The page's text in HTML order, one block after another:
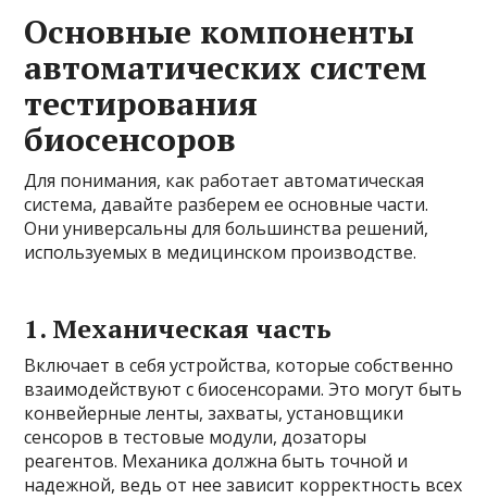
Основные компоненты
автоматических систем
тестирования
биосенсоров
Для понимания, как работает автоматическая
система, давайте разберем ее основные части.
Они универсальны для большинства решений,
используемых в медицинском производстве.
1. Механическая часть
Включает в себя устройства, которые собственно
взаимодействуют с биосенсорами. Это могут быть
конвейерные ленты, захваты, установщики
сенсоров в тестовые модули, дозаторы
реагентов. Механика должна быть точной и
надежной, ведь от нее зависит корректность всех